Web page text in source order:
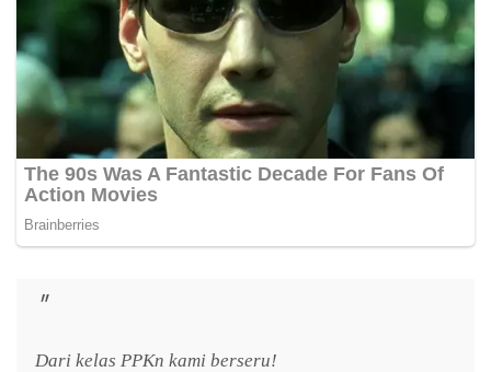
Dari kelas PPKn kami berseru!